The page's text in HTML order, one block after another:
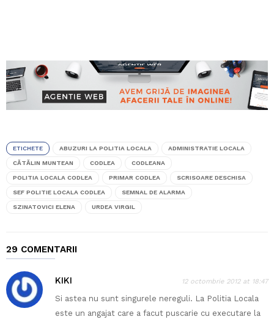
ETICHETE ABUZURI LA POLITIA LOCALA ADMINISTRATIE LOCALA
CĂTĂLIN MUNTEAN CODLEA CODLEANA
POLITIA LOCALA CODLEA PRIMAR CODLEA SCRISOARE DESCHISA
SEF POLITIE LOCALA CODLEA SEMNAL DE ALARMA
SZINATOVICI ELENA URDEA VIRGIL
29 COMENTARII
KIKI 12 octombrie 2012 at 18:47
Si astea nu sunt singurele nereguli. La Politia Locala
este un angajat care a facut puscarie cu executare la